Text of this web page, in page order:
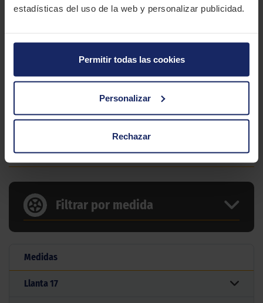
estadísticas del uso de la web y personalizar publicidad.
Permitir todas las cookies
Personalizar
Rechazar
CARACTERÍSTICAS TÉCNICAS
Tipo
Asfaltico
MICHELIN ANAKEE ROAD
Filtrar por medida
Medidas
Llanta17